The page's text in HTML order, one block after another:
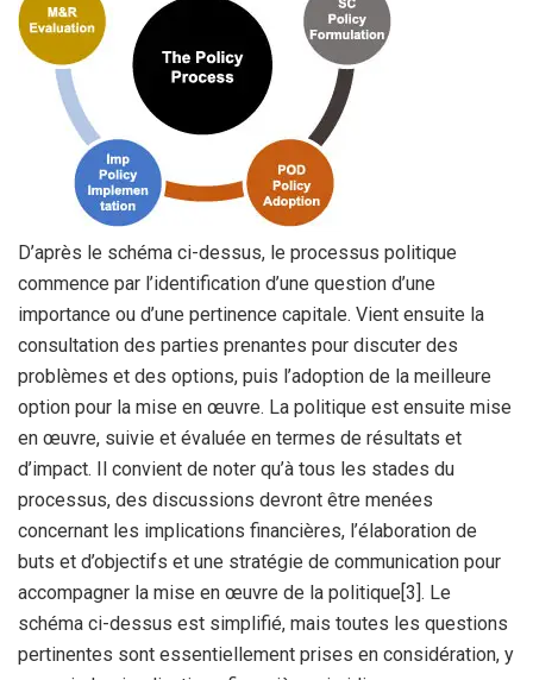
D’après le schéma ci-dessus, le processus politique
commence par l’identification d’une question d’une
importance ou d’une pertinence capitale. Vient ensuite la
consultation des parties prenantes pour discuter des
problèmes et des options, puis l’adoption de la meilleure
option pour la mise en œuvre. La politique est ensuite mise
en œuvre, suivie et évaluée en termes de résultats et
d’impact. Il convient de noter qu’à tous les stades du
processus, des discussions devront être menées
concernant les implications financières, l’élaboration de
buts et d’objectifs et une stratégie de communication pour
accompagner la mise en œuvre de la politique[3]. Le
schéma ci-dessus est simplifié, mais toutes les questions
pertinentes sont essentiellement prises en considération, y